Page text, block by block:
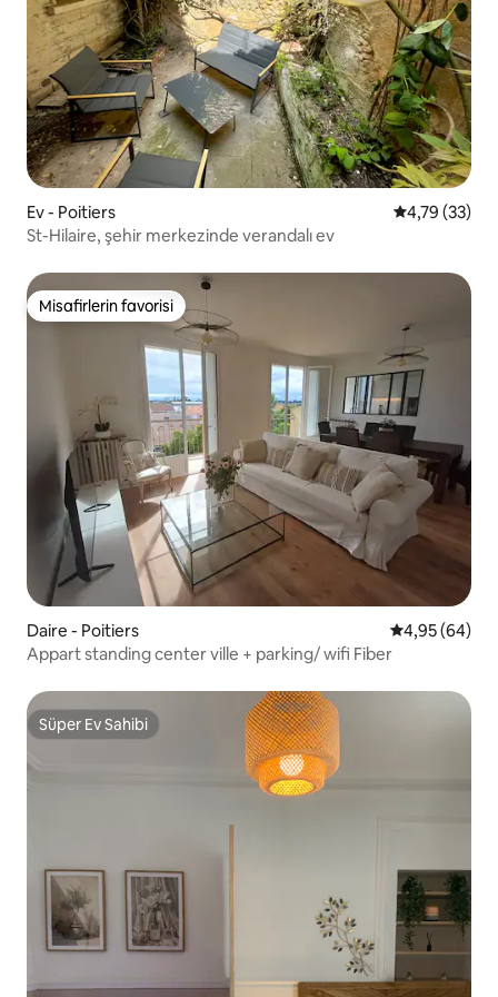
Ev - Poitiers 5 üzerinden
4,79 (33)
St-Hilaire, şehir merkezinde verandalı ev
Misafirlerin favorisi
Misafirlerin favorisi
Daire - Poitiers 5 üzerinden
4,95 (64)
Appart standing center ville + parking/ wifi Fiber
Süper Ev Sahibi
Süper Ev Sahibi